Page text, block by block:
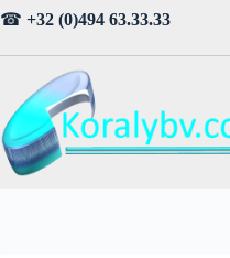
Ga
naar
☎ +32 (0)494 63.33.33